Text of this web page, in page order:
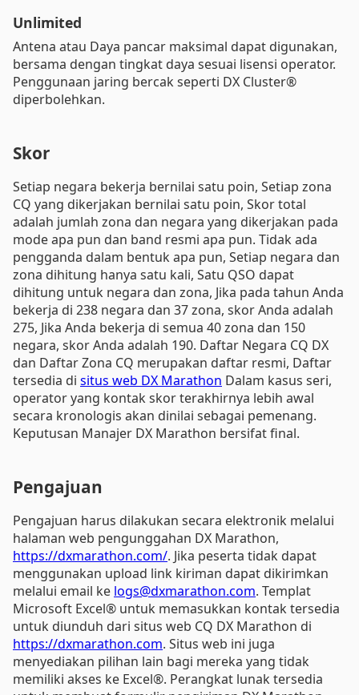
Unlimited
Antena atau Daya pancar maksimal dapat digunakan,
bersama dengan tingkat daya sesuai lisensi operator.
Penggunaan jaring bercak seperti DX Cluster®
diperbolehkan.
Skor
Setiap negara bekerja bernilai satu poin, Setiap zona
CQ yang dikerjakan bernilai satu poin, Skor total
adalah jumlah zona dan negara yang dikerjakan pada
mode apa pun dan band resmi apa pun. Tidak ada
pengganda dalam bentuk apa pun, Setiap negara dan
zona dihitung hanya satu kali, Satu QSO dapat
dihitung untuk negara dan zona, Jika pada tahun Anda
bekerja di 238 negara dan 37 zona, skor Anda adalah
275, Jika Anda bekerja di semua 40 zona dan 150
negara, skor Anda adalah 190. Daftar Negara CQ DX
dan Daftar Zona CQ merupakan daftar resmi, Daftar
tersedia di situs web DX Marathon Dalam kasus seri,
operator yang kontak skor terakhirnya lebih awal
secara kronologis akan dinilai sebagai pemenang.
Keputusan Manajer DX Marathon bersifat final.
Pengajuan
Pengajuan harus dilakukan secara elektronik melalui
halaman web pengunggahan DX Marathon,
https://dxmarathon.com/. Jika peserta tidak dapat
menggunakan upload link kiriman dapat dikirimkan
melalui email ke logs@dxmarathon.com. Templat
Microsoft Excel® untuk memasukkan kontak tersedia
untuk diunduh dari situs web CQ DX Marathon di
https://dxmarathon.com. Situs web ini juga
menyediakan pilihan lain bagi mereka yang tidak
memiliki akses ke Excel®. Perangkat lunak tersedia